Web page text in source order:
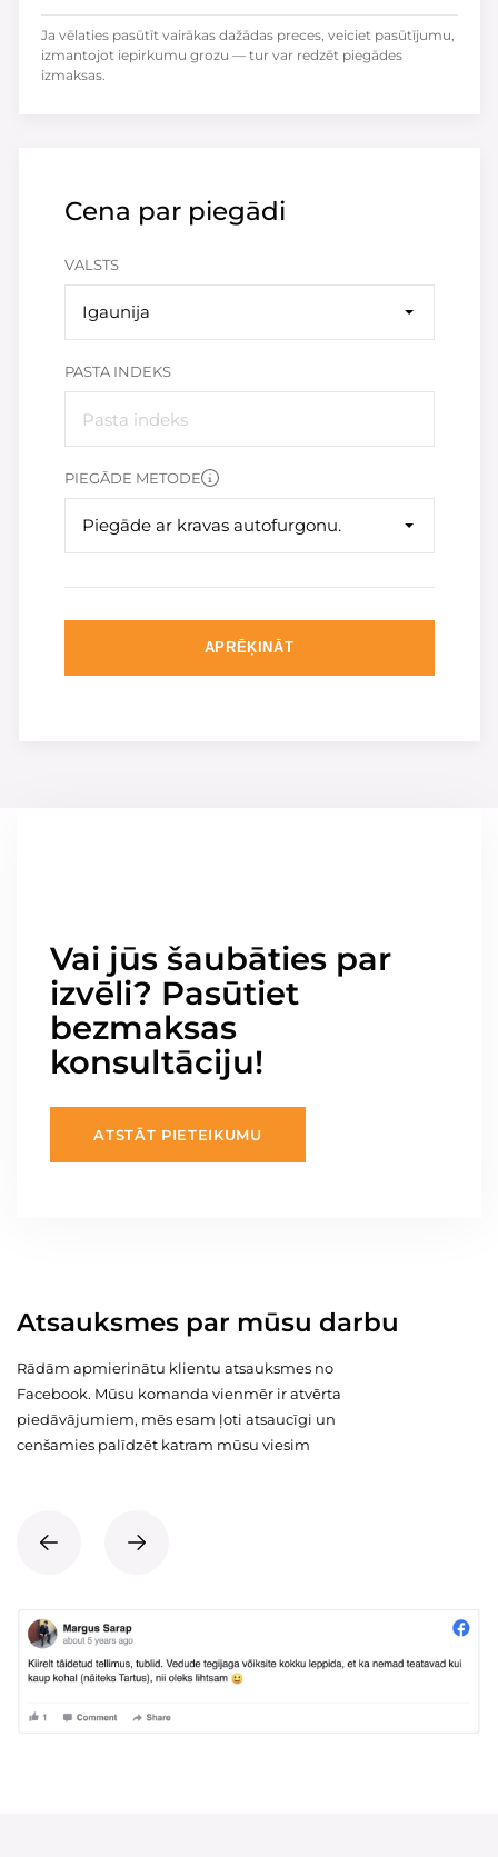
Cena par piegādi
VALSTS
Igaunija
PASTA INDEKS
PIEGĀDE METODE
Piegāde ar kravas autofurgonu.
APRĒĶINĀT
Ja vēlaties pasūtīt vairākas dažādas preces, veiciet pasūtījumu,
izmantojot iepirkumu grozu — tur var redzēt piegādes
izmaksas.
Vai jūs šaubāties par
izvēli? Pasūtiet
bezmaksas
konsultāciju!
ATSTĀT PIETEIKUMU
Atsauksmes par mūsu darbu
Rādām apmierinātu klientu atsauksmes no
Facebook. Mūsu komanda vienmēr ir atvērta
piedāvājumiem, mēs esam ļoti atsaucīgi un
cenšamies palīdzēt katram mūsu viesim